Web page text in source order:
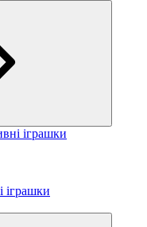
іграшки
іграшки